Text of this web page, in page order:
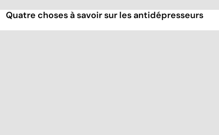
Quatre choses à savoir sur les antidépresseurs